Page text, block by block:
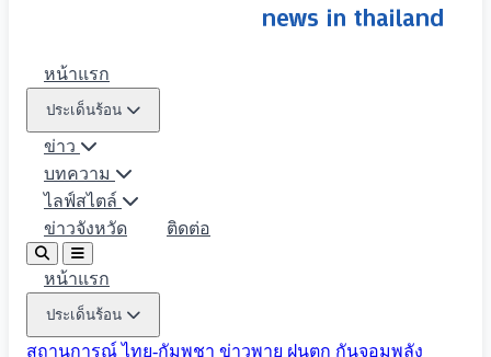
หน้าแรก
ประเด็นร้อน
ข่าว
บทความ
ไลฟ์สไตล์
ข่าวจังหวัด
ติดต่อ
หน้าแรก
ประเด็นร้อน
สถานการณ์ ไทย-กัมพูชา ข่าวพายุ ฝนตก กันจอมพลัง